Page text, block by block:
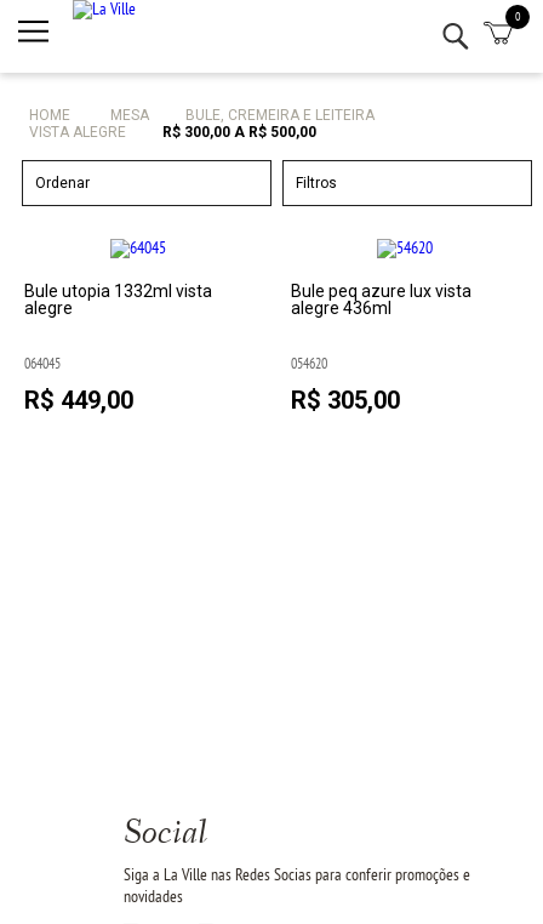
0
Mesa
Cozinha
Decor
HOME MESA
BULE, CREMEIRA E LEITEIRA
VISTA ALEGRE
R$ 300,00 A R$ 500,00
Filtros
Ordenar
Bule utopia 1332ml vista
alegre
064045
R$ 449,00
Bule peq azure lux vista
alegre 436ml
054620
R$ 305,00
Social
Siga a La Ville nas Redes Socias para conferir promoções e
novidades